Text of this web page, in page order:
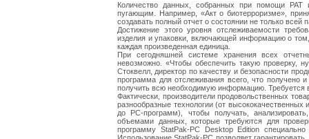
Количество данных, собранных при помощи PAT
пугающим. Например, «Акт о биотерроризме»,
создавать полный отчет о состоянии не только всей
Достижение этого уровня отслеживаемости
изделия и упаковки, включающей информацию о
каждая произведенная единица.
При сегодняшней системе хранения всех
невозможно. «Чтобы обеспечить такую проверку,
Стоквелл, директор по качеству и безопасности
программа для отслеживания всего, что
получить всю необходимую информацию. Требуется
Фактически, производители продовольственных
разнообразные технологии (от
до PC-программ), чтобы получать,
объемами данных, которые требуются для
программу StatPak-PC Desktop Edition